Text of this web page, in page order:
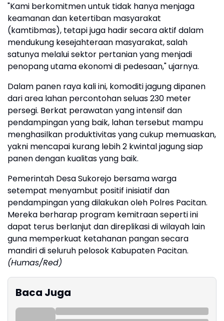
"Kami berkomitmen untuk tidak hanya menjaga
keamanan dan ketertiban masyarakat
(kamtibmas), tetapi juga hadir secara aktif dalam
mendukung kesejahteraan masyarakat, salah
satunya melalui sektor pertanian yang menjadi
penopang utama ekonomi di pedesaan," ujarnya.
Dalam panen raya kali ini, komoditi jagung dipanen
dari area lahan percontohan seluas 230 meter
persegi. Berkat perawatan yang intensif dan
pendampingan yang baik, lahan tersebut mampu
menghasilkan produktivitas yang cukup memuaskan,
yakni mencapai kurang lebih 2 kwintal jagung siap
panen dengan kualitas yang baik.
Pemerintah Desa Sukorejo bersama warga
setempat menyambut positif inisiatif dan
pendampingan yang dilakukan oleh Polres Pacitan.
Mereka berharap program kemitraan seperti ini
dapat terus berlanjut dan direplikasi di wilayah lain
guna memperkuat ketahanan pangan secara
mandiri di seluruh pelosok Kabupaten Pacitan.
(Humas/Red)
Baca Juga